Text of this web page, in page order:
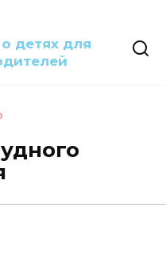
детях для